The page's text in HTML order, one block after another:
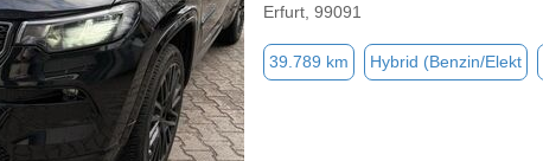
Erfurt, 99091
39.789 km Hybrid (Benzin/Elekt